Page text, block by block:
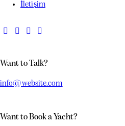
İletişim
Want to Talk?
info@website.com
Want to Book a Yacht?